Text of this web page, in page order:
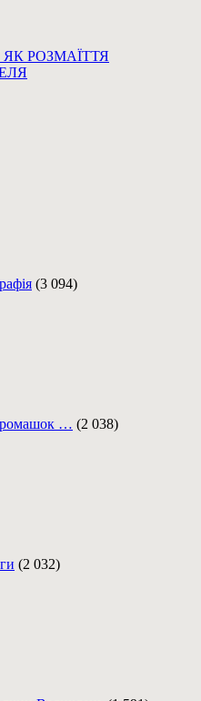
РОЗМАЇТТЯ
(3 094)
… (2 038)
(2 032)